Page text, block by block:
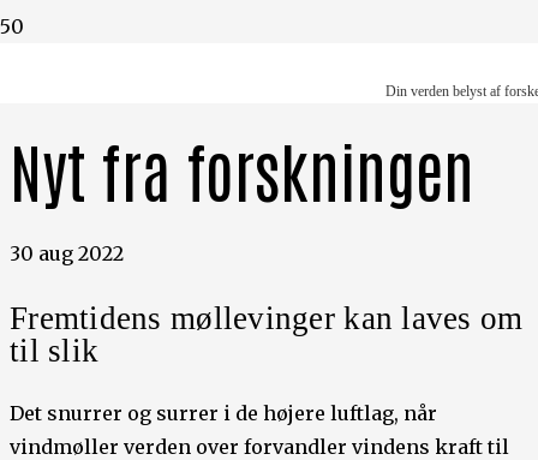
Din verden belyst af
Nyt fra forskningen
30 aug 2022
Fremtidens møllevinger kan laves om
til slik
Det snurrer og surrer i de højere luftlag, når
vindmøller verden over forvandler vindens kraft til